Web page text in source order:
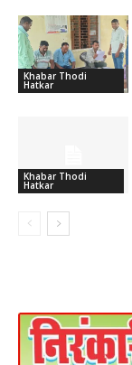
Khabar Thodi
Hatkar
Khabar Thodi
Hatkar